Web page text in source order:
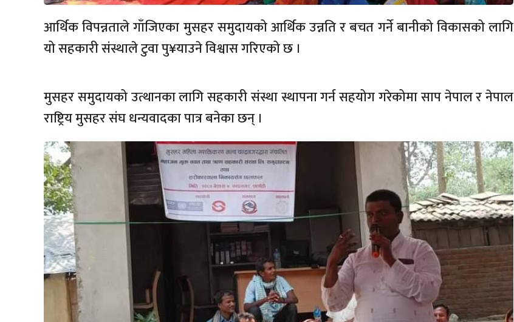
आर्थिक विपन्नताले गाँजिएका मुसहर समुदायको आर्थिक उन्नति र बचत गर्ने बानीको विकासको लागि
यो सहकारी संस्थाले टुवा पु¥याउने विश्वास गरिएको छ ।
मुसहर समुदायको उत्थानका लागि सहकारी संस्था स्थापना गर्न सहयोग गरेकोमा साप नेपाल र नेपाल
राष्ट्रिय मुसहर संघ धन्यवादका पात्र बनेका छन् ।